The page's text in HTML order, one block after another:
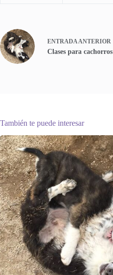
ENTRADAANTERIOR
Clases para cachorros
También te puede interesar